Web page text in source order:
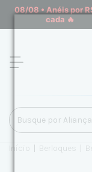
08/08 • Anéis por
cada 🔥
Início Berloques